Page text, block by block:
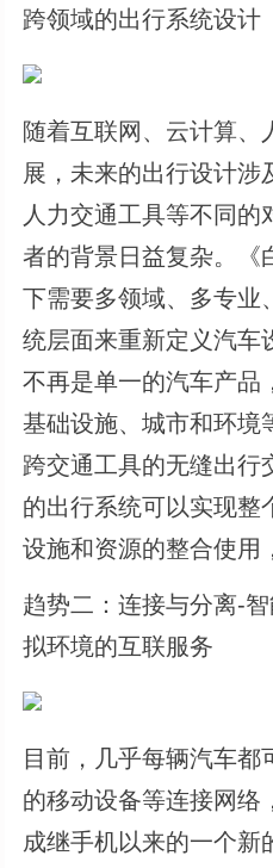
跨领域的出行系统设计
随着互联网、云计算、
展，未来的出行设计涉
人力交通工具等不同
者的背景日益复杂。《
下需要多领域、多专业
统层面来重新定义汽车
不再是单一的汽车产品
基础设施、城市和环境
跨交通⼯具的无缝出⾏
的出行系统可以实现整
设施和资源的整合使用
趋势二：连接与分离-
拟环境的互联服务
目前，几乎每辆汽车都
的移动设备等连接网络
成继手机以来的一个新